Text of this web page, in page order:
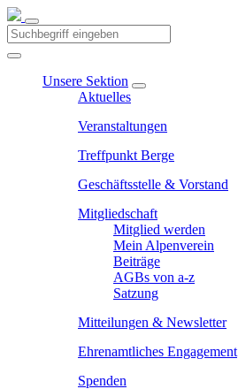
Unsere Sektion
Aktuelles
Veranstaltungen
Treffpunkt Berge
Geschäftsstelle & Vorstand
Mitgliedschaft
Mitglied werden
Mein Alpenverein
Beiträge
AGBs von a-z
Satzung
Mitteilungen & Newsletter
Ehrenamtliches Engagement
Spenden